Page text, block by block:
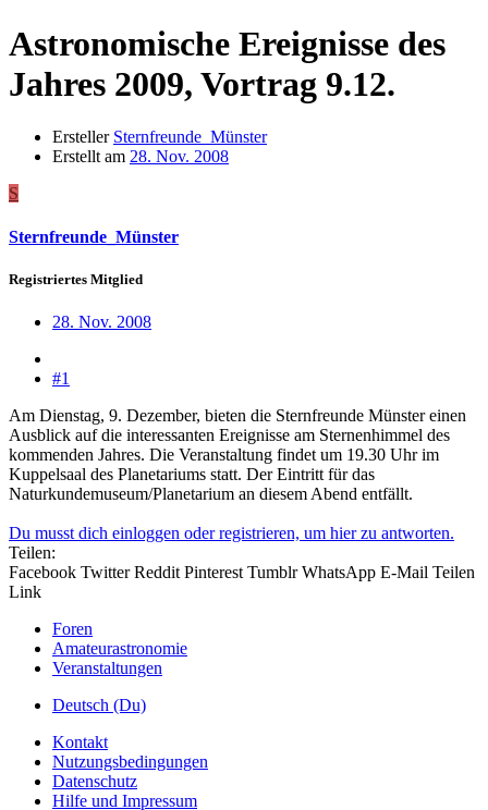
Astronomische Ereignisse des
Jahres 2009, Vortrag 9.12.
Ersteller Sternfreunde_Münster
Erstellt am 28. Nov. 2008
S
Sternfreunde_Münster
Registriertes Mitglied
28. Nov. 2008
#1
Am Dienstag, 9. Dezember, bieten die Sternfreunde Münster einen
Ausblick auf die interessanten Ereignisse am Sternenhimmel des
kommenden Jahres. Die Veranstaltung findet um 19.30 Uhr im
Kuppelsaal des Planetariums statt. Der Eintritt für das
Naturkundemuseum/Planetarium an diesem Abend entfällt.
Du musst dich einloggen oder registrieren, um hier zu antworten.
Teilen:
Facebook Twitter Reddit Pinterest Tumblr WhatsApp E-Mail Teilen
Link
Foren
Amateurastronomie
Veranstaltungen
Deutsch (Du)
Kontakt
Nutzungsbedingungen
Datenschutz
Hilfe und Impressum